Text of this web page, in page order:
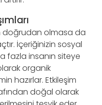
doğrudan olmasa da
İçeriğinizin sosyal
fazla insanın siteye
organik
hazırlar. Etkileşim
doğal olarak